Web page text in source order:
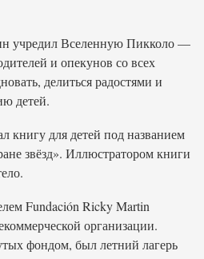
учредил Вселенную Пикколо —
и опекунов со всех
делиться радостями и
детей.
книгу для детей под названием
звёзд». Иллюстратором книги
Fundación Ricky Martin
организации.
фондом, был летний лагерь